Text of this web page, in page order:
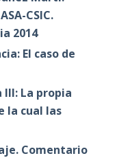
CSIC.
2014
El caso de
La propia
la cual las
Comentario